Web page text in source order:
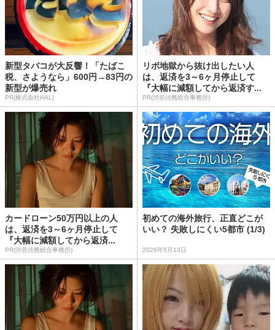
新型タバコが大反響！「たばこ
税、さようなら」600円→83円の
新型が爆売れ
PR(株式会社HAL)
リボ地獄から抜け出したい人
は、返済を3～6ヶ月停止して
『大幅に減額してから返済す...
PR(渋谷法務総合事務所)
カードローン50万円以上の人
は、返済を3～6ヶ月停止して
『大幅に減額してから返済...
PR(渋谷法務総合事務所)
初めての海外旅行、正直どこが
いい？ 失敗しにくい5都市 (1/3)
2026年5月13日